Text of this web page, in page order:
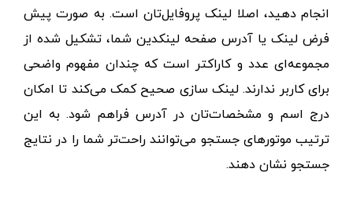
انجام دهید، اصلا لینک پروفایل‌تان است. به صورت پیش
فرض لینک یا آدرس صفحه لینکدین شما، تشکیل شده از
مجموعه‌ای عدد و کاراکتر است که چندان مفهوم واضحی
برای کاربر ندارند. لینک سازی صحیح کمک می‌کند تا امکان
درج اسم و مشخصات‌تان در آدرس فراهم شود. به این
ترتیب موتورهای جستجو می‌توانند راحت‌تر شما را در نتایج
جستجو نشان دهند.